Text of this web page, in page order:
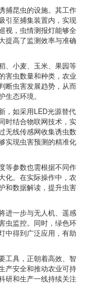
捕昆虫的设施。其工作
引至捕集装置内，实现
视，虫情测报灯能够全
提高了监测效率与准确
、小麦、玉米、果园等
害虫数量和种类，农业
断虫害发展趋势，从而
态环境。
，如采用LED光源替代
时结合物联网技术，实
无线传感网收集诱虫数
实现虫害预测的精准化
等参数也需根据不同作
化。在实际操作中，农
和数据解读，提升虫害
进一步与无人机、遥感
虫监控。同时，绿色环
中得到广泛应用，有助
工具，正朝着高效、智
产安全和推动农业可持
研和生产一线持续关注